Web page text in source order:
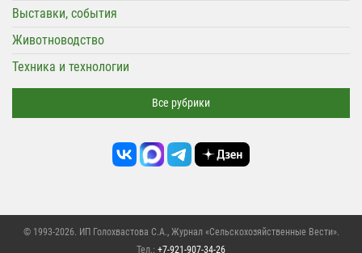
Выставки, события
Животноводство
Техника и технологии
Все рубрики
© 1993-2026. ИП Голохвастова С.А., Журнал «Сельскохозяйственные Вести».
Тел.: +7-921-907-34-26